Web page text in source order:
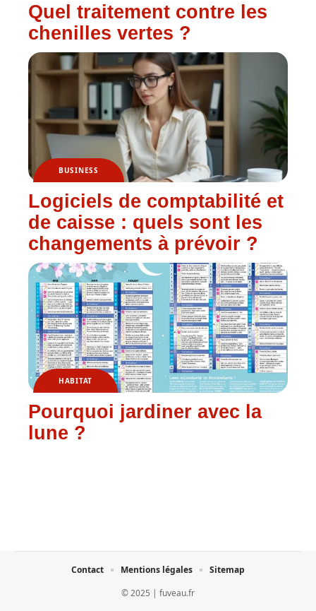
Quel traitement contre les
chenilles vertes ?
BUSINESS
Logiciels de comptabilité et
de caisse : quels sont les
changements à prévoir ?
HABITAT
Pourquoi jardiner avec la
lune ?
© 2025 | fuveau.fr
Contact Mentions légales Sitemap